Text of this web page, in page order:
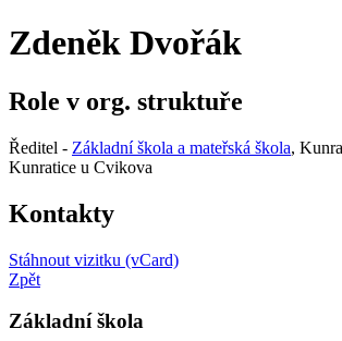
Zdeněk Dvořák
Role v org. struktuře
Ředitel - Základní škola a mateřská škola,
Kunratice u Cvikova
Kontakty
Stáhnout vizitku (vCard)
Zpět
Základní škola